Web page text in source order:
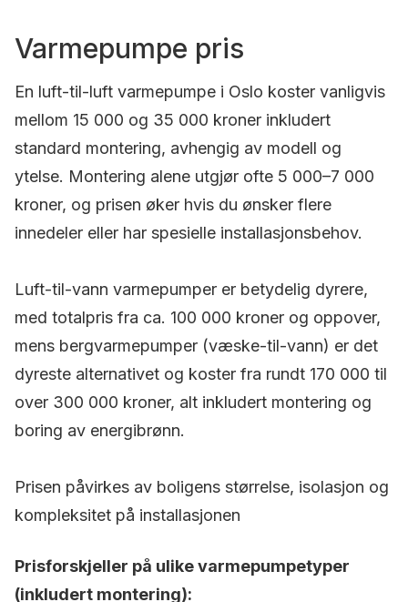
Varmepumpe pris
En luft-til-luft varmepumpe i Oslo koster vanligvis
mellom 15 000 og 35 000 kroner inkludert
standard montering, avhengig av modell og
ytelse. Montering alene utgjør ofte 5 000–7 000
kroner, og prisen øker hvis du ønsker flere
innedeler eller har spesielle installasjonsbehov.
Luft-til-vann varmepumper er betydelig dyrere,
med totalpris fra ca. 100 000 kroner og oppover,
mens bergvarmepumper (væske-til-vann) er det
dyreste alternativet og koster fra rundt 170 000 til
over 300 000 kroner, alt inkludert montering og
boring av energibrønn.
Prisen påvirkes av boligens størrelse, isolasjon og
kompleksitet på installasjonen
Prisforskjeller på ulike varmepumpetyper
(inkludert montering):